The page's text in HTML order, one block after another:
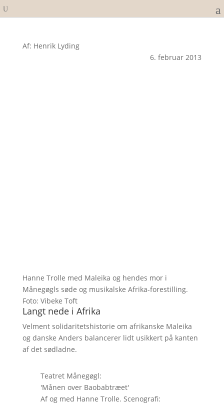
Af: Henrik Lyding
6. februar 2013
Hanne Trolle med Maleika og hendes mor i
Månegøgls søde og musikalske Afrika-forestilling.
Foto: Vibeke Toft
Langt nede i Afrika
Velment solidaritetshistorie om afrikanske Maleika
og danske Anders balancerer lidt usikkert på kanten
af det sødladne.
Teatret Månegøgl:
'Månen over Baobabtræet'
Af og med Hanne Trolle. Scenografi: